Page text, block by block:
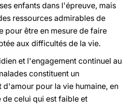
enfants dans l'épreuve, mais
ressources admirables de
être en mesure de faire
aux difficultés de la vie.
et l'engagement continuel au
constituent un
pour la vie humaine, en
celui qui est faible et